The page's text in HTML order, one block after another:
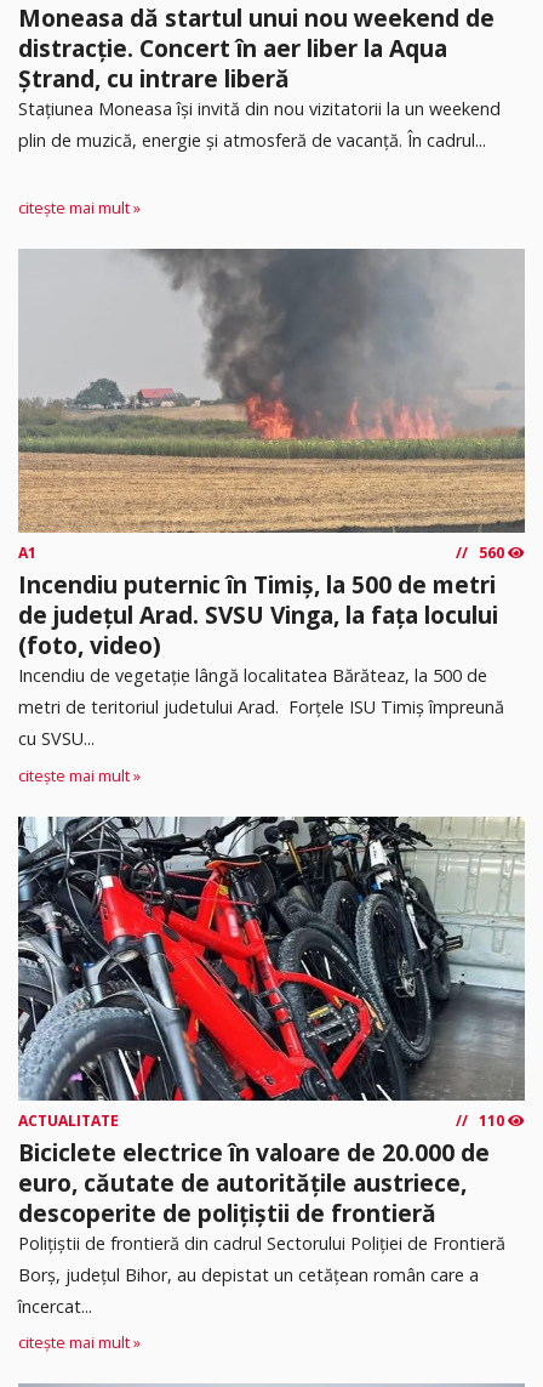
Moneasa dă startul unui nou weekend de
distracție. Concert în aer liber la Aqua
Ștrand, cu intrare liberă
Stațiunea Moneasa își invită din nou vizitatorii la un weekend
plin de muzică, energie și atmosferă de vacanță. În cadrul...
citește mai mult »
A1 560
Incendiu puternic în Timiș, la 500 de metri
de județul Arad. SVSU Vinga, la fața locului
(foto, video)
Incendiu de vegetație lângă localitatea Bărăteaz, la 500 de
metri de teritoriul judetului Arad. Forțele ISU Timiș împreună
cu SVSU...
citește mai mult »
ACTUALITATE 110
Biciclete electrice în valoare de 20.000 de
euro, căutate de autoritățile austriece,
descoperite de polițiștii de frontieră
Poliţiştii de frontieră din cadrul Sectorului Poliției de Frontieră
Borș, județul Bihor, au depistat un cetățean român care a
încercat...
citește mai mult »